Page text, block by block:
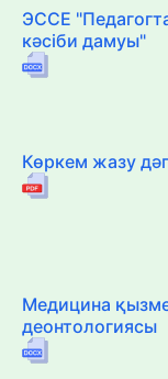
ЭССЕ
кәсіби дамуы"
Көркем жазу
Медицина
деонтологиясы